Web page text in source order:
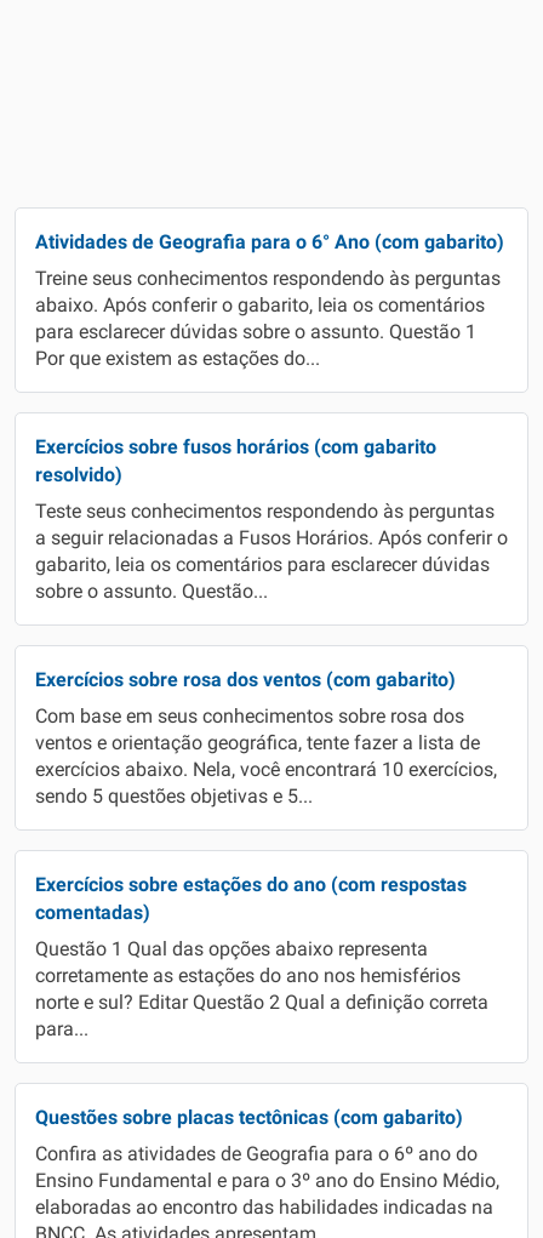
Atividades de Geografia para o 6° Ano (com gabarito)
Treine seus conhecimentos respondendo às perguntas
abaixo. Após conferir o gabarito, leia os comentários
para esclarecer dúvidas sobre o assunto. Questão 1
Por que existem as estações do...
Exercícios sobre fusos horários (com gabarito
resolvido)
Teste seus conhecimentos respondendo às perguntas
a seguir relacionadas a Fusos Horários. Após conferir o
gabarito, leia os comentários para esclarecer dúvidas
sobre o assunto. Questão...
Exercícios sobre rosa dos ventos (com gabarito)
Com base em seus conhecimentos sobre rosa dos
ventos e orientação geográfica, tente fazer a lista de
exercícios abaixo. Nela, você encontrará 10 exercícios,
sendo 5 questões objetivas e 5...
Exercícios sobre estações do ano (com respostas
comentadas)
Questão 1 Qual das opções abaixo representa
corretamente as estações do ano nos hemisférios
norte e sul? Editar Questão 2 Qual a definição correta
para...
Questões sobre placas tectônicas (com gabarito)
Confira as atividades de Geografia para o 6º ano do
Ensino Fundamental e para o 3º ano do Ensino Médio,
elaboradas ao encontro das habilidades indicadas na